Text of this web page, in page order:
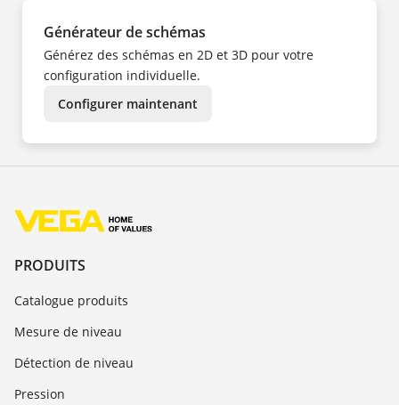
Générateur de schémas
Générez des schémas en 2D et 3D pour votre
configuration individuelle.
Configurer maintenant
PRODUITS
Catalogue produits
Mesure de niveau
Détection de niveau
Pression